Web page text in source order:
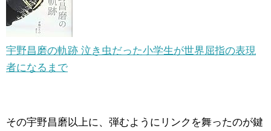
宇野昌磨の軌跡 泣き虫だった小学生が世界屈指の表現
者になるまで
その宇野昌磨以上に、弾むようにリンクを舞ったのが鍵